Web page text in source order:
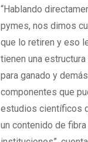
“Hablando
pymes, nos dimos
que lo retiren y eso
tienen una
para ganado y
componentes que
estudios científicos
un contenido de